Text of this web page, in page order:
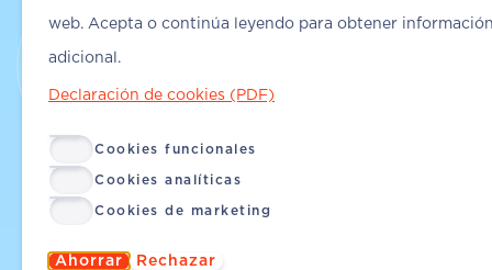
web. Acepta o continúa leyendo para obtener
adicional.
Declaración de cookies (PDF)
Cookies funcionales
Cookies analíticas
Cookies de marketing
Ahorrar Rechazar